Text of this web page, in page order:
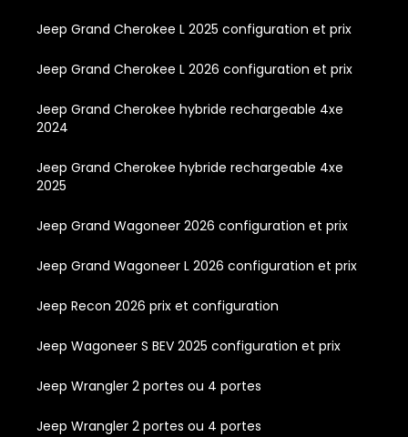
Jeep Grand Cherokee L 2025 configuration et prix
Jeep Grand Cherokee L 2026 configuration et prix
Jeep Grand Cherokee hybride rechargeable 4xe
2024
Jeep Grand Cherokee hybride rechargeable 4xe
2025
Jeep Grand Wagoneer 2026 configuration et prix
Jeep Grand Wagoneer L 2026 configuration et prix
Jeep Recon 2026 prix et configuration
Jeep Wagoneer S BEV 2025 configuration et prix
Jeep Wrangler 2 portes ou 4 portes
Jeep Wrangler 2 portes ou 4 portes